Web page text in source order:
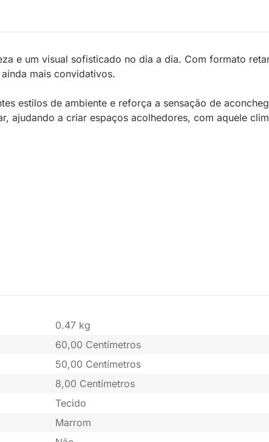
e um visual sofisticado no dia a dia. Com formato
mais convidativos.
estilos de ambiente e reforça a sensação de
a criar espaços acolhedores, com aquele
0.47 kg
60,00 Centímetros
50,00 Centímetros
8,00 Centímetros
Tecido
Marrom